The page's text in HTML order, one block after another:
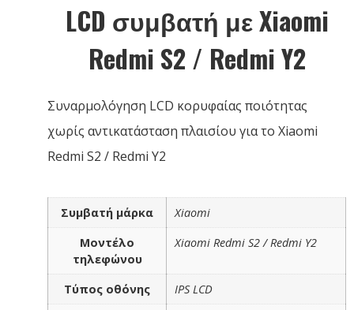
LCD συμβατή με Xiaomi
Redmi S2 / Redmi Y2
Συναρμολόγηση LCD κορυφαίας ποιότητας
χωρίς αντικατάσταση πλαισίου για το Xiaomi
Redmi S2 / Redmi Y2
Συμβατή μάρκα
Xiaomi
Μοντέλο
τηλεφώνου
Xiaomi Redmi S2 / Redmi Y2
Τύπος οθόνης
IPS LCD